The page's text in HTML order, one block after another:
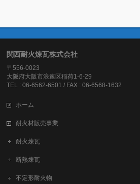
関西耐火煉瓦株式会社
〒556-0023
大阪府大阪市浪速区稲荷1-6-29
TEL : 06-6562-6501 / FAX : 06-6568-1632
ホーム
耐火材販売事業
耐火煉瓦
断熱煉瓦
不定形耐火物